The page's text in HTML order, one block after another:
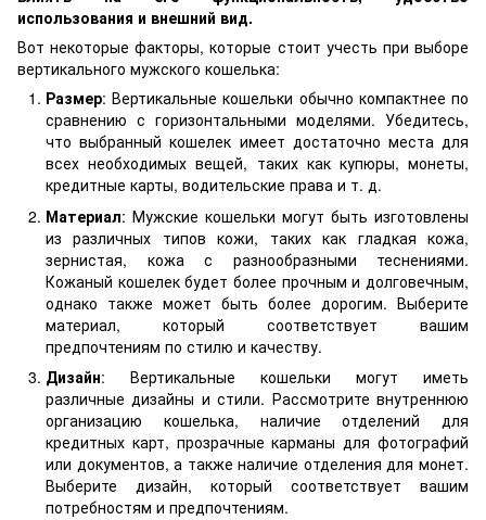
использования и внешний вид.
Вот некоторые факторы, которые стоит учесть при выборе
вертикального мужского кошелька:
Размер: Вертикальные кошельки обычно компактнее по
сравнению с горизонтальными моделями. Убедитесь,
что выбранный кошелек имеет достаточно места для
всех необходимых вещей, таких как купюры, монеты,
кредитные карты, водительские права и т. д.
Материал: Мужские кошельки могут быть изготовлены
из различных типов кожи, таких как гладкая кожа,
зернистая, кожа с разнообразными теснениями.
Кожаный кошелек будет более прочным и долговечным,
однако также может быть более дорогим. Выберите
материал, который соответствует вашим
предпочтениям по стилю и качеству.
Дизайн: Вертикальные кошельки могут иметь
различные дизайны и стили. Рассмотрите внутреннюю
организацию кошелька, наличие отделений для
кредитных карт, прозрачные карманы для фотографий
или документов, а также наличие отделения для монет.
Выберите дизайн, который соответствует вашим
потребностям и предпочтениям.